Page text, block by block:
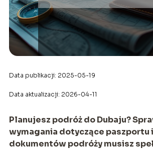
Data publikacji: 2025-05-19
Data aktualizacji: 2026-04-11
Planujesz podróż do Dubaju?
wymagania dotyczące paszportu
dokumentów podróży musisz